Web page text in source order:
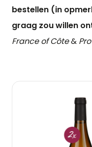
bestellen (in
graag zou willen
France of Côte&